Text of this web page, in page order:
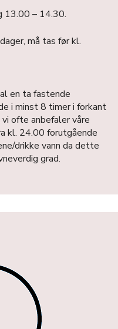
13.00 – 14.30.
må tas før kl.
en ta fastende
i minst 8 timer i forkant
ofte anbefaler våre
kl. 24.00 forutgående
drikke vann da dette
grad.